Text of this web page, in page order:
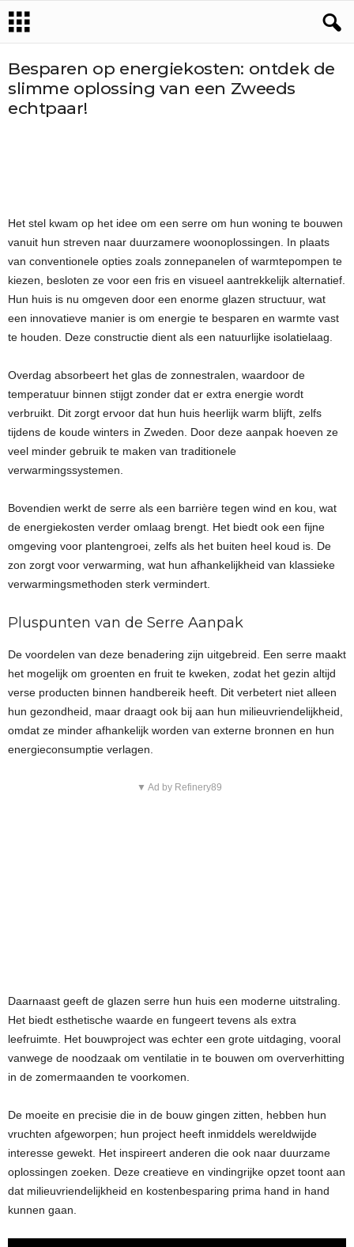
Besparen op energiekosten: ontdek de
slimme oplossing van een Zweeds
echtpaar!
Het stel kwam op het idee om een serre om hun woning te bouwen
vanuit hun streven naar duurzamere woonoplossingen. In plaats
van conventionele opties zoals zonnepanelen of warmtepompen te
kiezen, besloten ze voor een fris en visueel aantrekkelijk alternatief.
Hun huis is nu omgeven door een enorme glazen structuur, wat
een innovatieve manier is om energie te besparen en warmte vast
te houden. Deze constructie dient als een natuurlijke isolatielaag.
Overdag absorbeert het glas de zonnestralen, waardoor de
temperatuur binnen stijgt zonder dat er extra energie wordt
verbruikt. Dit zorgt ervoor dat hun huis heerlijk warm blijft, zelfs
tijdens de koude winters in Zweden. Door deze aanpak hoeven ze
veel minder gebruik te maken van traditionele
verwarmingssystemen.
Bovendien werkt de serre als een barrière tegen wind en kou, wat
de energiekosten verder omlaag brengt. Het biedt ook een fijne
omgeving voor plantengroei, zelfs als het buiten heel koud is. De
zon zorgt voor verwarming, wat hun afhankelijkheid van klassieke
verwarmingsmethoden sterk vermindert.
Pluspunten van de Serre Aanpak
De voordelen van deze benadering zijn uitgebreid. Een serre maakt
het mogelijk om groenten en fruit te kweken, zodat het gezin altijd
verse producten binnen handbereik heeft. Dit verbetert niet alleen
hun gezondheid, maar draagt ook bij aan hun milieuvriendelijkheid,
omdat ze minder afhankelijk worden van externe bronnen en hun
energieconsumptie verlagen.
▼ Ad by Refinery89
Daarnaast geeft de glazen serre hun huis een moderne uitstraling.
Het biedt esthetische waarde en fungeert tevens als extra
leefruimte. Het bouwproject was echter een grote uitdaging, vooral
vanwege de noodzaak om ventilatie in te bouwen om oververhitting
in de zomermaanden te voorkomen.
De moeite en precisie die in de bouw gingen zitten, hebben hun
vruchten afgeworpen; hun project heeft inmiddels wereldwijde
interesse gewekt. Het inspireert anderen die ook naar duurzame
oplossingen zoeken. Deze creatieve en vindingrijke opzet toont aan
dat milieuvriendelijkheid en kostenbesparing prima hand in hand
kunnen gaan.